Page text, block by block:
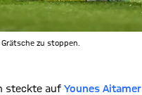
zu stoppen.
steckte auf Younes Aitamer